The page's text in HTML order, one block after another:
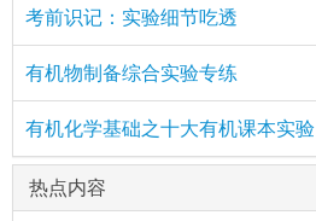
考前识记：实验细节吃透
有机物制备综合实验专练
有机化学基础之十大有机课本实验
热点内容